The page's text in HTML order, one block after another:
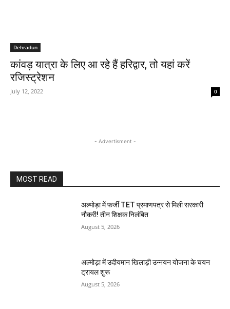
Dehradun
कांवड़ यात्रा के लिए आ रहे हैं हरिद्वार, तो यहां करें
रजिस्ट्रेशन
July 12, 2022 0
- Advertisment -
MOST READ
अल्मोड़ा में फर्जी TET प्रमाणपत्र से मिली सरकारी
नौकरी! तीन शिक्षक निलंबित
August 5, 2026
अल्मोड़ा में उदीयमान खिलाड़ी उन्नयन योजना के चयन
ट्रायल शुरू
August 5, 2026